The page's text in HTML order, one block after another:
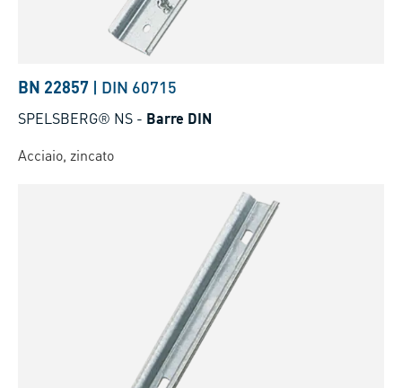
BN 22857 | DIN 60715
SPELSBERG® NS - Barre DIN
Acciaio, zincato